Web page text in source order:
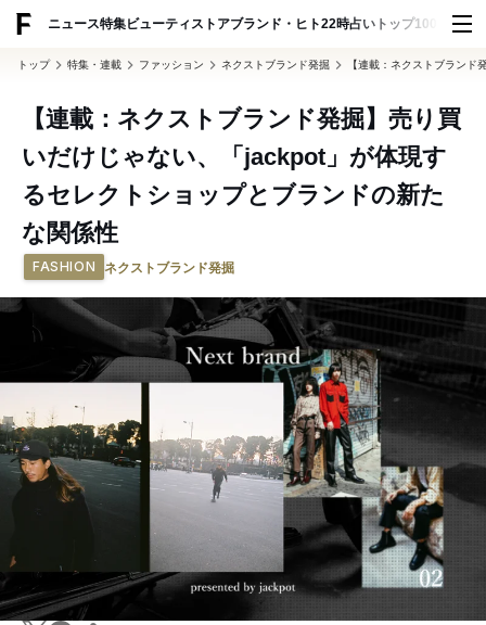
ニュース特集ビューティ ストアブランド・ヒト22時占い トップ100 スナッ
トップ 特集・連載 ファッション ネクストブランド発掘 【連載：ネクストブラン
【連載：ネクストブランド発掘】売り買
いだけじゃない、「jackpot」が体現す
るセレクトショップとブランドの新た
な関係性
FASHION ネクストブランド発掘